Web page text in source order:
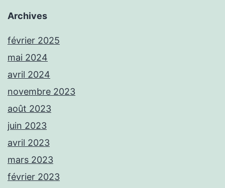
Archives
février 2025
mai 2024
avril 2024
novembre 2023
août 2023
juin 2023
avril 2023
mars 2023
février 2023